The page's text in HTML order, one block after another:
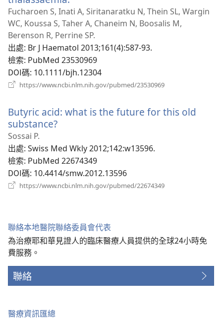
啟
新
視
窗）
Fucharoen S, Inati A, Siritanaratku N, Thein SL, Wargin
WC, Koussa S, Taher A, Chaneim N, Boosalis M,
Berenson R, Perrine SP.
出處‎: Br J Haematol 2013;161(4):587-93.
檢索‎: PubMed 23530969
DOI碼‎: 10.1111/bjh.12304
https://www.ncbi.nlm.nih.gov/pubmed/23530969
視
Butyric acid: what is the future for this old
substance?
新
視
窗）
Sossai P.
出處‎: Swiss Med Wkly 2012;142:w13596.
檢索‎: PubMed 22674349
DOI碼‎: 10.4414/smw.2012.13596
https://www.ncbi.nlm.nih.gov/pubmed/22674349
聯絡本地醫院聯絡委員會代表
為治療耶和華見證人的臨床醫療人員提供的全球24小時免
費服務。
聯絡
醫療資訊匯總